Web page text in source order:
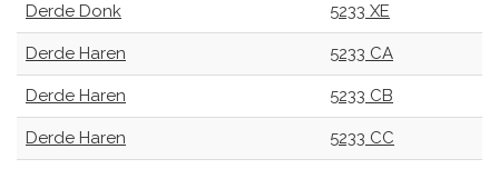
Derde Donk 5233 XE
Derde Haren 5233 CA
Derde Haren 5233 CB
Derde Haren 5233 CC